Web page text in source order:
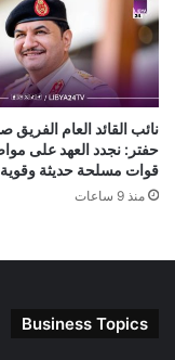
نائب القائد العام الفريق
حفتر: نجدد العهد على
قوات مسلحة حديثة وقوية
منذ 9 ساعات
Business Topics